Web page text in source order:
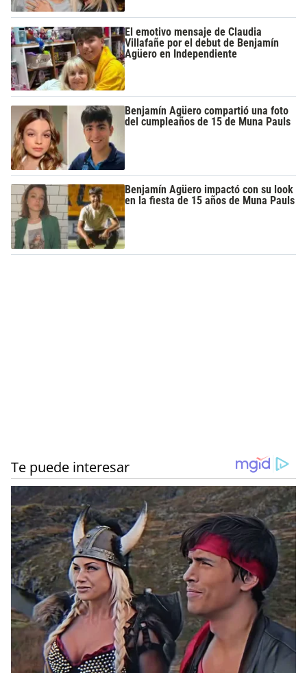
El emotivo mensaje de Claudia
Villafañe por el debut de Benjamín
Agüero en Independiente
Benjamín Agüero compartió una foto
del cumpleaños de 15 de Muna Pauls
Benjamín Agüero impactó con su look
en la fiesta de 15 años de Muna Pauls